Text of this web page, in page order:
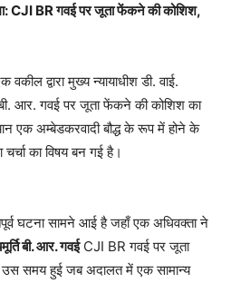
CJI BR गवई पर जूता फेंकने की कोशिश,
द्वारा मुख्य न्यायाधीश डी. वाई.
आर. गवई पर जूता फेंकने की कोशिश का
एक अम्बेडकरवादी बौद्ध के रूप में होने के
का विषय बन गई है।
घटना सामने आई है जहाँ एक अधिवक्ता ने
बी. आर. गवईCJI BR गवई पर जूता
समय हुई जब अदालत में एक सामान्य